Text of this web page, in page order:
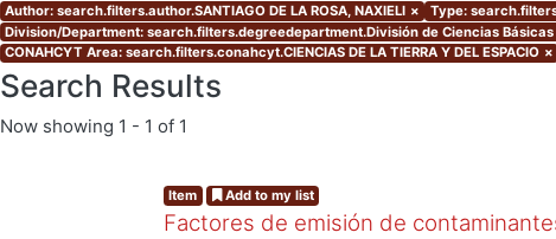
Author: search.filters.author.SANTIAGO DE LA ROSA, NAXIELI × Type:
Division/Department: search.filters.degreedepartment.División de Ciencias
CONAHCYT Area: search.filters.conahcyt.CIENCIAS DE LA TIERRA Y DEL ESPACIO ×
Search Results
Now showing 1 - 1 of 1
Item Add to my list
Factores de emisión de